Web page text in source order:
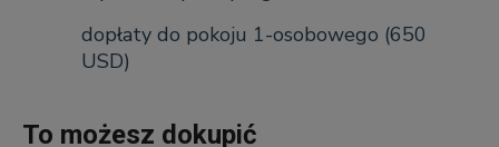
dopłaty do pokoju 1-osobowego (650
USD)
To możesz dokupić